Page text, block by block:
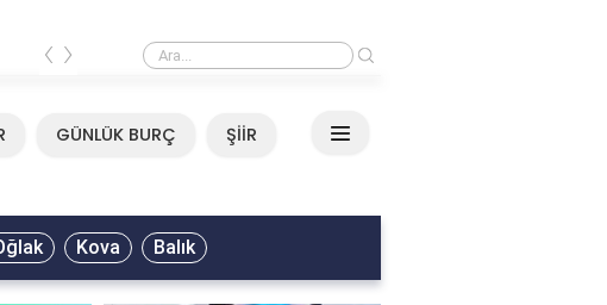
Mirkelam - Tavla Sözleri
‹ ›
GÜNLÜK BURÇ ŞİİR
Kova Balık